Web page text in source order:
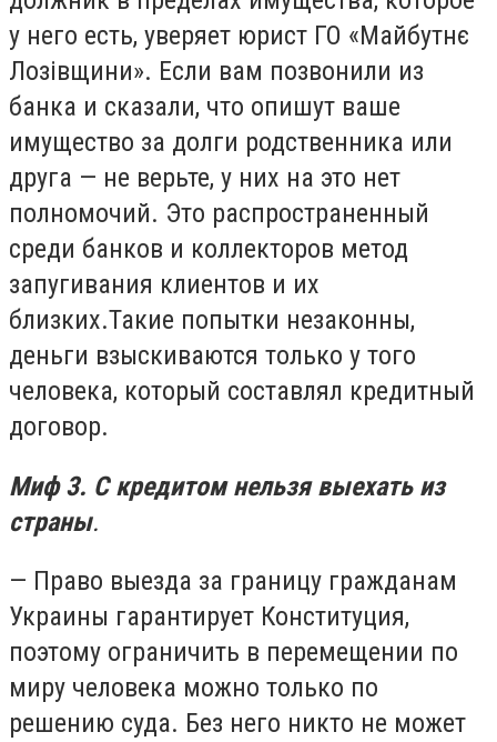
у него есть, уверяет юрист ГО «Майбутнє
Лозівщини». Если вам позвонили из
банка и сказали, что опишут ваше
имущество за долги родственника или
друга — не верьте, у них на это нет
полномочий. Это распространенный
среди банков и коллекторов метод
запугивания клиентов и их
близких.Такие попытки незаконны,
деньги взыскиваются только у того
человека, который составлял кредитный
договор.
Миф 3. С кредитом нельзя выехать из
страны.
— Право выезда за границу гражданам
Украины гарантирует Конституция,
поэтому ограничить в перемещении по
миру человека можно только по
решению суда. Без него никто не может